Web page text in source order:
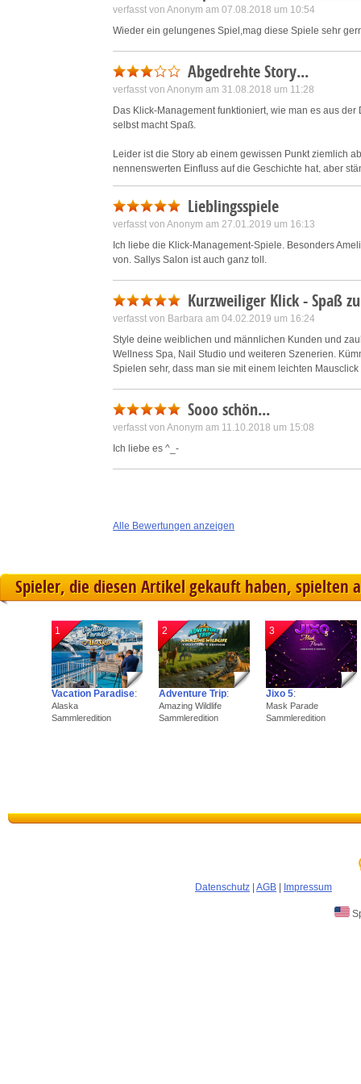
verfasst von Anonym am 07.08.2018 um 10:54
Wieder ein gelungenes Spiel,mag diese Spiele sehr
Abgedrehte Story...
verfasst von Anonym am 31.08.2018 um 11:28
Das Klick-Management funktioniert, wie man es aus
selbst macht Spaß.
Leider ist die Story ab einem gewissen Punkt ziemlich
nennenswerten Einfluss auf die Geschichte hat, aber
Neben-Geschichten, dass es immer verwirrender wird
Anfang hatte die Story wirklich Potential, aber
Der erste Teil von Sally's Salon hat mir da wesentlich
Spiele um Emily.
Schade, dass die Entwickler ihr Talent für liebevoll
Lieblingsspiele
verfasst von Anonym am 27.01.2019 um 16:13
Ich liebe die Klick-Management-Spiele. Besonders
von. Sallys Salon ist auch ganz toll.
Kurzweiliger Klick - Spaß
verfasst von Barbara am 04.02.2019 um 16:24
Style deine weiblichen und männlichen Kunden und
Wellness Spa, Nail Studio und weiteren Szenerien.
Spielen sehr, dass man sie mit einem leichten
Sooo schön...
verfasst von Anonym am 11.10.2018 um 15:08
Ich liebe es ^_-
Alle Bewertungen anzeigen
Spieler, die diesen Artikel gekauft haben, spielten
1
Vacation Paradise:
Alaska
Sammleredition
2
Adventure Trip:
Amazing Wildlife
Sammleredition
3
Jixo 5:
Mask Parade
Sammleredition
Datenschutz AGB Impressum
Save and communicate